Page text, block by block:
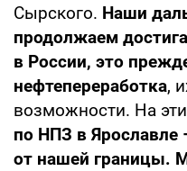
Сырского. Наши
продолжаем
в России, это
нефтепереработка,
возможности. На эти
по НПЗ в Ярославле
от нашей границы.